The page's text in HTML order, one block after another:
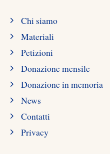
Chi siamo
Materiali
Petizioni
Donazione mensile
Donazione in memoria
News
Contatti
Privacy